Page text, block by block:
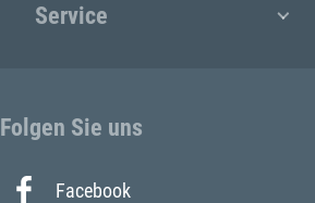
Service
Folgen Sie uns
Facebook